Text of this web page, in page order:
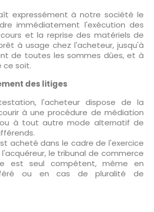
expressément à notre société le
immédiatement l'exécution des
et la reprise des matériels de
à usage chez l'acheteur, jusqu'à
de toutes les sommes dûes, et à
ce soit.
des litiges
l'acheteur dispose de la
à une procédure de médiation
ou à tout autre mode alternatif de
acheté dans le cadre de l'exercice
le tribunal de commerce
est seul compétent, même en
ou en cas de pluralité de